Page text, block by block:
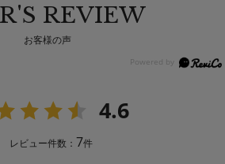
REVIEW
お客様の声
4.6
レビュー件数： 7件